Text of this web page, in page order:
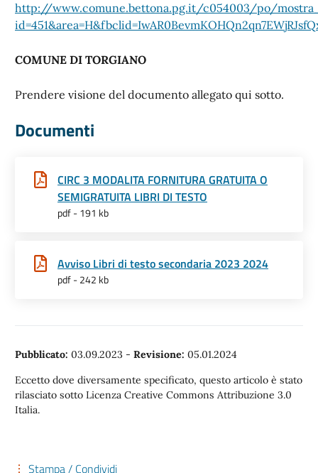
http://www.comune.bettona.pg.it/c054003/po/
COMUNE DI TORGIANO
Prendere visione del documento allegato qui sotto.
Documenti
CIRC 3 MODALITA FORNITURA GRATUITA O
SEMIGRATUITA LIBRI DI TESTO
pdf - 191 kb
Avviso Libri di testo secondaria 2023 2024
pdf - 242 kb
Pubblicato: 03.09.2023 - Revisione: 05.01.2024
Eccetto dove diversamente specificato, questo articolo è stato
rilasciato sotto Licenza Creative Commons Attribuzione 3.0
Italia.
Stampa / Condividi